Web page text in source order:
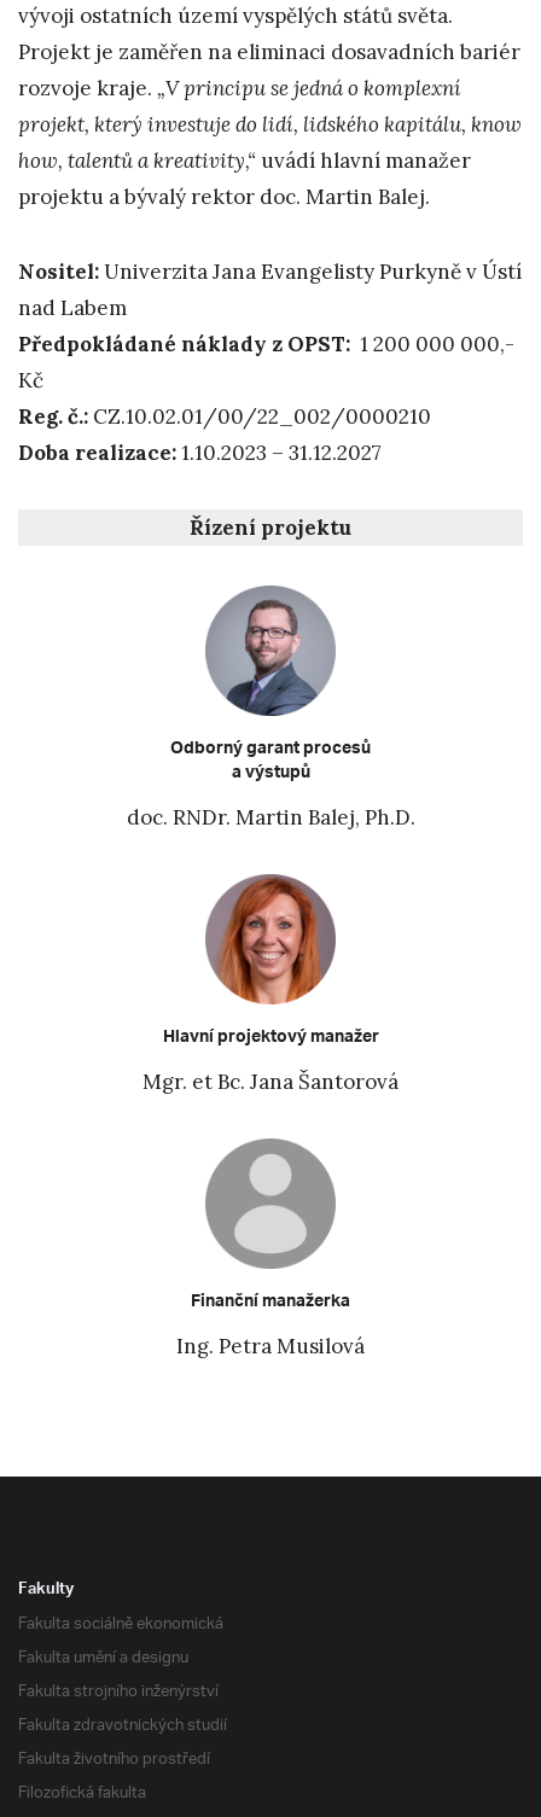
vývoji ostatních území vyspělých států světa.
Projekt je zaměřen na eliminaci dosavadních bariér
rozvoje kraje. „V principu se jedná o komplexní
projekt, který investuje do lidí, lidského kapitálu, know
how, talentů a kreativity,“ uvádí hlavní manažer
projektu a bývalý rektor doc. Martin Balej.
Nositel:Univerzita Jana Evangelisty Purkyně v Ústí
nad Labem
Předpokládané náklady z OPST: 1 200 000 000,-
Kč
Reg. č.: CZ.10.02.01/00/22_002/0000210
Doba realizace:1.10.2023 – 31.12.2027
Řízení projektu
Odborný garant procesů
a výstupů
doc. RNDr. Martin Balej, Ph.D.
Hlavní projektový manažer
Mgr. et Bc. Jana Šantorová
Finanční manažerka
Ing. Petra Musilová
Fakulty
Fakulta sociálně ekonomická
Fakulta umění a designu
Fakulta strojního inženýrství
Fakulta zdravotnických studií
Fakulta životního prostředí
Filozofická fakulta